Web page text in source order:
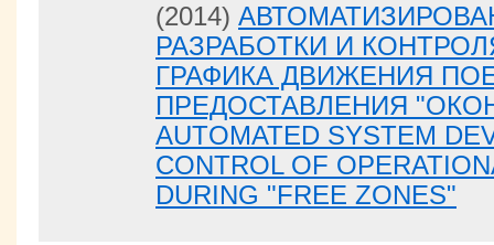
(2014)
РАЗРАБОТКИ И
ГРАФИКА ДВИЖЕНИЯ
ПРЕДОСТАВЛЕНИЯ
AUTOMATED SYSTEM
CONTROL OF
DURING "FREE ZONES"